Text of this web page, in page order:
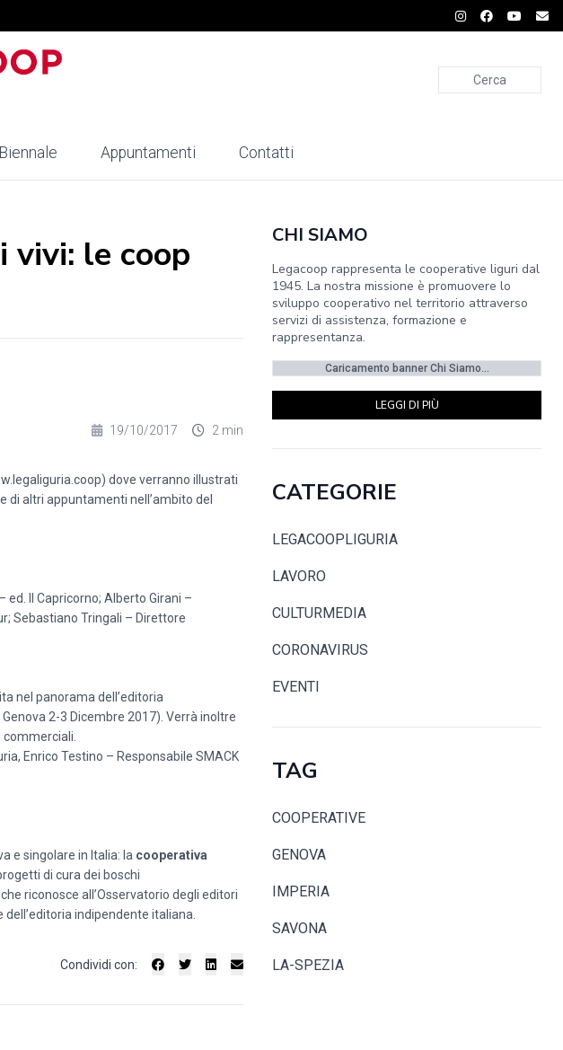
Cerca
Biennale Appuntamenti Contatti
vivi: le coop
19/10/2017 2 min
) dove verranno illustrati
di altri appuntamenti nell’ambito del
ed. Il Capricorno; Alberto Girani –
Sebastiano Tringali – Direttore
nel panorama dell’editoria
2-3 Dicembre 2017). Verrà inoltre
Enrico Testino – Responsabile SMACK
e singolare in Italia: la cooperativa
di cura dei boschi
riconosce all’Osservatorio degli editori
indipendente italiana.
Condividi con:
CHI SIAMO
Legacoop rappresenta le cooperative liguri dal
1945. La nostra missione è promuovere lo
sviluppo cooperativo nel territorio attraverso
servizi di assistenza, formazione e
rappresentanza.
Caricamento banner Chi Siamo...
LEGGI DI PIÙ
CATEGORIE
LEGACOOPLIGURIA
LAVORO
CULTURMEDIA
CORONAVIRUS
EVENTI
TAG
COOPERATIVE
GENOVA
IMPERIA
SAVONA
LA-SPEZIA